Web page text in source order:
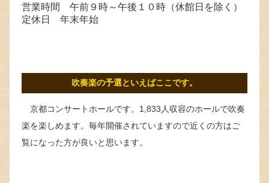
営業時間 午前９時～午後１０時（休館日を除く）
定休日 年末年始
吹奏楽の予選といえばここです。
京都コンサートホールです。1,833人収容のホールで吹奏
楽を楽しめます。毎年開催されていますので近くの方はご
覧になった方が良いと思います。